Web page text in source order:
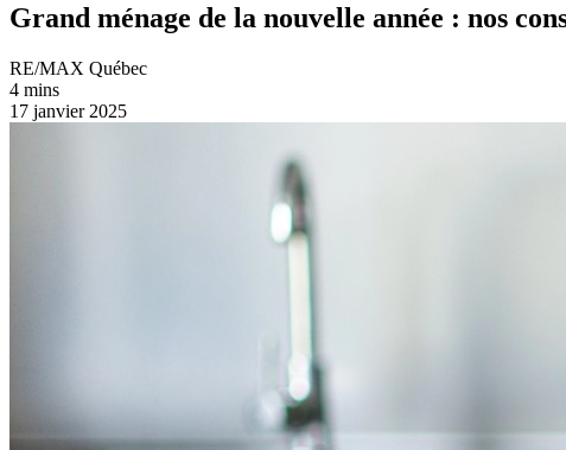
Grand ménage de la nouvelle année : nos
RE/MAX Québec
4 mins
17 janvier 2025